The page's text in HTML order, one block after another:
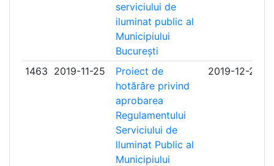
serviciului de
iluminat public al
Municipiului
București
1463 2019-11-25
Proiect de
hotărâre privind
aprobarea
Regulamentului
Serviciului de
lluminat Public al
Municipiului
2019-12-27